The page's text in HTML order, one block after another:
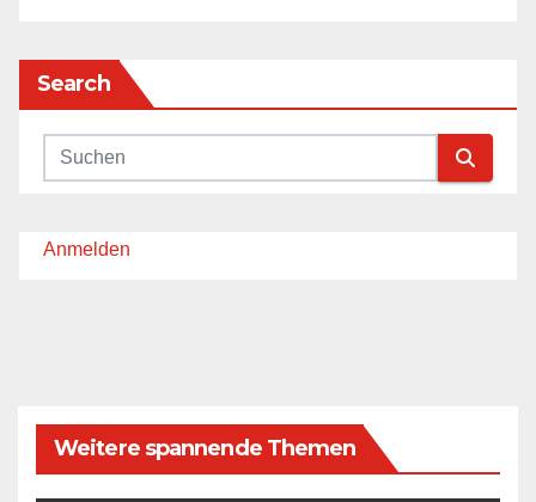
Search
Anmelden
Weitere spannende Themen